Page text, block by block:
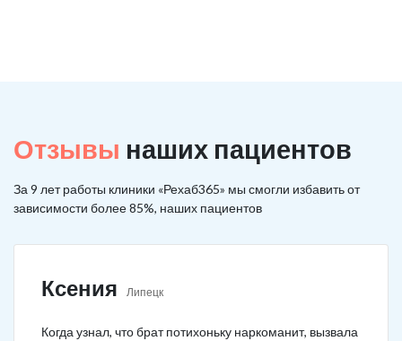
Отзывы наших пациентов
За 9 лет работы клиники «Рехаб365» мы смогли избавить от
зависимости более 85%, наших пациентов
Ксения Липецк
Когда узнал, что брат потихоньку наркоманит, вызвала